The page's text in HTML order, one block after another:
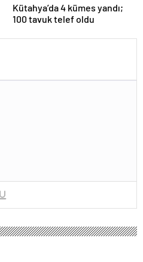
Kütahya’da 4 kümes yandı;
100 tavuk telef oldu